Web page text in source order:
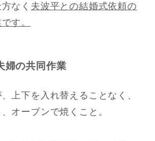
なく 夫波平との結婚式依頼の
す。
婦の共同作業
上下を入れ替えることなく、
オーブンで焼くこと。